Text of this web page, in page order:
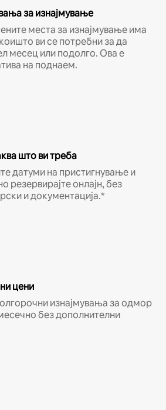
за изнајмување
места за изнајмување има
ви се потребни за да
месец или подолго. Ова е
на поднаем.
што ви треба
датуми на пристигнување и
резервирајте онлајн, без
и документација.*
цени
изнајмувања за одмор
без дополнителни